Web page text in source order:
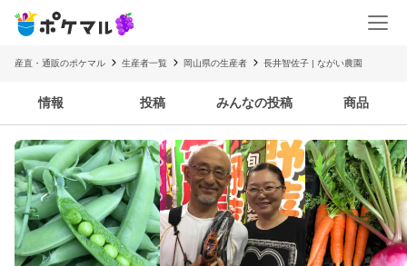
産直・通販のポケマル 生産者一覧 岡山県の生産者 長井智佐子 | ながい農園
情報 投稿 みんなの投稿 商品